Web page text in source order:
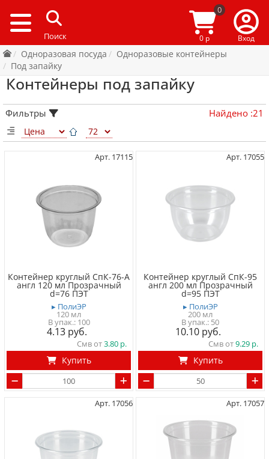
0
0 р Вход
Одноразовая посуда
Одноразовые контейнеры
Под запайку
Контейнеры под запайку
Фильтры Найдено :21
Арт. 17115
Контейнер круглый СпК-76-А
англ 120 мл Прозрачный
d=76 ПЭТ
▸ ПолиЭР
120 мл
100
4.13
Смв от3.80
Купить
Арт. 17055
Контейнер круглый СпК-95
англ 200 мл Прозрачный
d=95 ПЭТ
▸ ПолиЭР
200 мл
50
10.10
Смв от9.29
Купить
Арт. 17056 Арт. 17057